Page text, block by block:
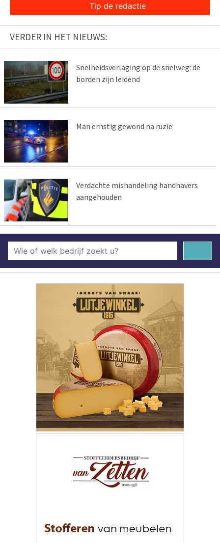
Tip de redactie
VERDER IN HET NIEUWS:
Snelheidsverlaging op de snelweg: de
borden zijn leidend
Man ernstig gewond na ruzie
Verdachte mishandeling handhavers
aangehouden